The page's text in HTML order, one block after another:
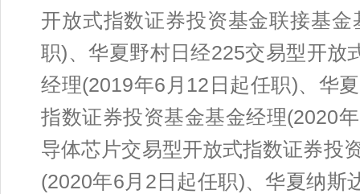
开放式指数证券投资基金联接基
职)、华夏野村日经225交易型开放
经理(2019年6月12日起任职)、华
指数证券投资基金基金经理(2020
导体芯片交易型开放式指数证券投
(2020年6月2日起任职)、华夏纳斯